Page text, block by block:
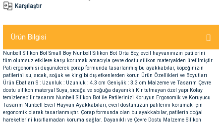
Su Kabları
Karşılaştır
Ürün Bilgisi
Nunbell Silikon Bot Small Boy Nunbell Silikon Bot Orta Boy, evcil hayvanınızın patilerini
tüm olumsuz etkilere karşı korumak amacıyla çevre dostu silikon materyalden üretilmiştir.
Pati ergonomisi düşünülerek çorap formunda tasarlanmış bu ayakkabılar, köpeğinizin
patilerini su, sıcak, soğuk ve kir gibi dış etkenlerden korur. Ürün Özellikleri ve Boyutları
Ürün Ebatları S : Uzunluk : Uzunluk : 4.3 cm Genişlik : 3.3 cm Malzeme ve Tasarım Çevre
dostu silikon materyal Suya, sıcağa ve soğuğa dayanıklı Kir tutmayan özel yapı Kolay
temizlenebilir tasarım Nunbell Silikon Bot ile Patilerinizi Koruyun Ergonomik ve Koruyucu
Tasarım Nunbell Evcil Hayvan Ayakkabıları, evcil dostunuzun patilerini korumak için
ergonomik olarak tasarlanmıştır. Çorap formunda olan bu ayakkabılar, patilerin doğal
hareketlerini kısıtlamadan koruma sağlar. Dayanıklı ve Çevre Dostu Malzeme Silikon